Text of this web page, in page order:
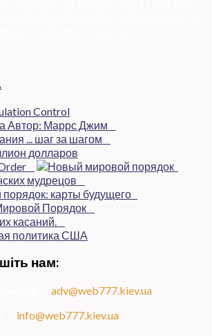
нам:
adv@web777.kiev.ua
info@web777.kiev.ua